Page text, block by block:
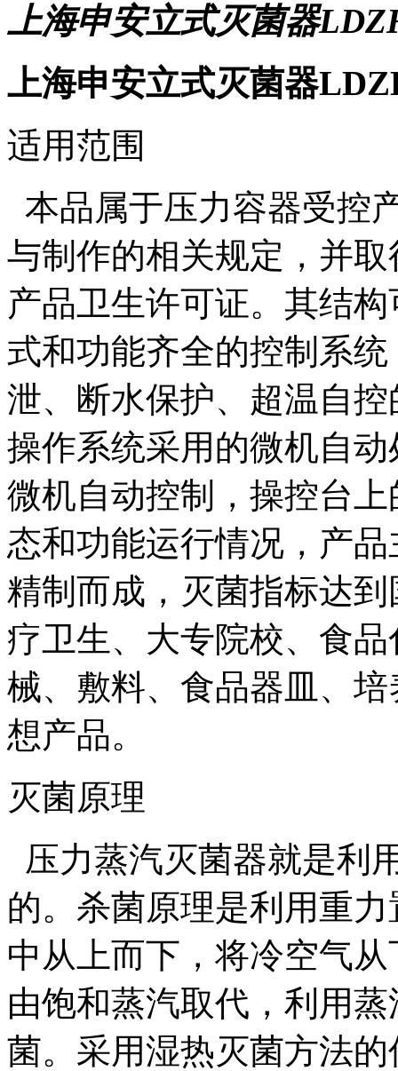
上海申安立式灭菌器
上海申安立式灭菌器
适用范围
本品属于压力容器受控
与制作的相关规定，并
产品卫生许可证。其结
式和功能齐全的控制系
泄、断水保护、超温自
操作系统采用的微机自
微机自动控制，操控台
态和功能运行情况，产
精制而成，灭菌指标达
疗卫生、大专院校、食
械、敷料、食品器皿、
想产品。
灭菌原理
压力蒸汽灭菌器就是利
的。杀菌原理是利用重
中从上而下，将冷空气
由饱和蒸汽取代，利用
菌。采用湿热灭菌方法